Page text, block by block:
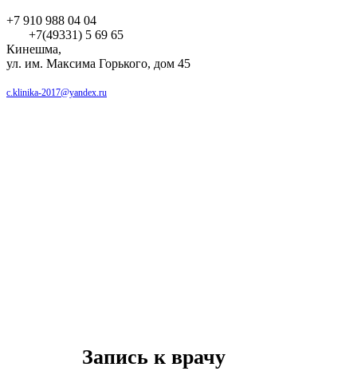
+7 910 988 04 04
+7(49331) 5 69 65
Кинешма,
ул. им. Максима Горького, дом 45
c.klinika-2017@yandex.ru
Запись к врачу